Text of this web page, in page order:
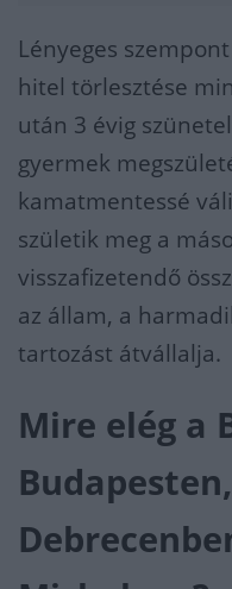
Lényeges
hitel törlesztése
után 3 évig
gyermek
kamatmentessé
születik meg a
visszafizetendő
az állam, a
tartozást átvállalja.
Mire elég a